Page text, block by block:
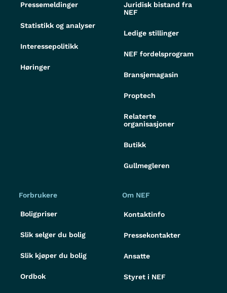
Pressemeldinger
Statistikk og analyser
Interessepolitikk
Høringer
Juridisk bistand fra
NEF
Ledige stillinger
NEF fordelsprogram
Bransjemagasin
Proptech
Relaterte
organisasjoner
Butikk
Gullmegleren
Forbrukere
Boligpriser
Slik selger du bolig
Slik kjøper du bolig
Ordbok
Om NEF
Kontaktinfo
Pressekontakter
Ansatte
Styret i NEF